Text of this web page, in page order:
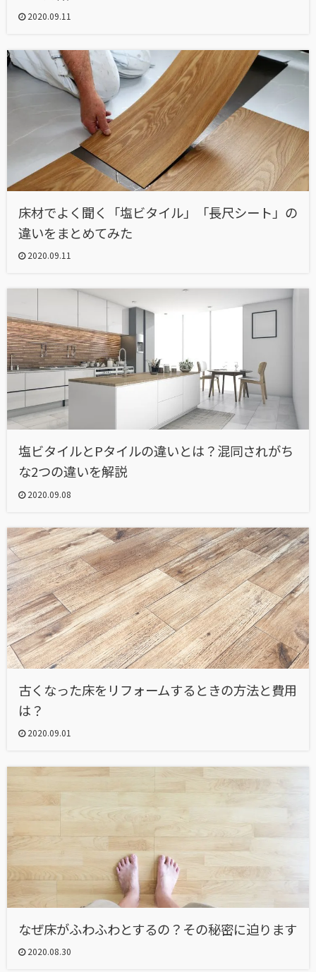
2020.09.11
床材でよく聞く「塩ビタイル」「長尺シート」の
違いをまとめてみた
2020.09.11
塩ビタイルとPタイルの違いとは？混同されがち
な2つの違いを解説
2020.09.08
古くなった床をリフォームするときの方法と費用
は？
2020.09.01
なぜ床がふわふわとするの？その秘密に迫ります
2020.08.30